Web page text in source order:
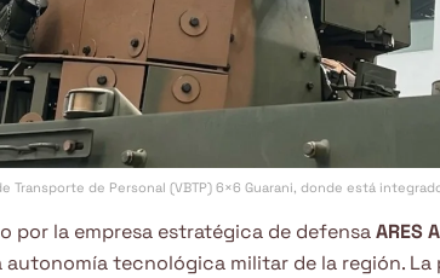
Transporte de Personal (VBTP) 6×6 Guarani, donde está
por la empresa estratégica de defensaARES
autonomía tecnológica militar de la región.